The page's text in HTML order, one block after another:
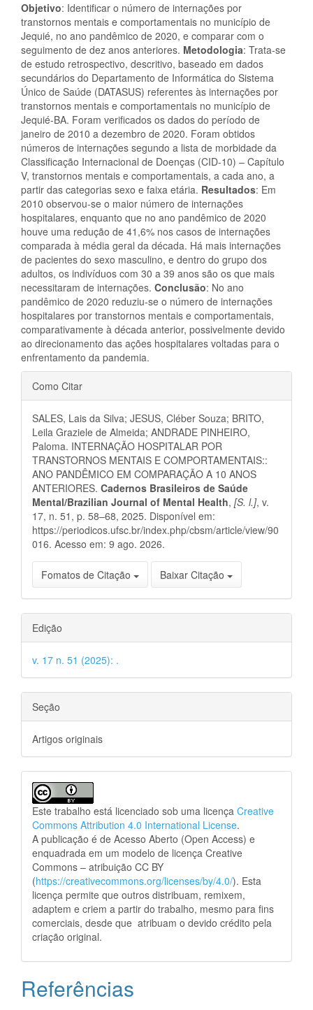
Objetivo: Identificar o número de internações por
transtornos mentais e comportamentais no município de
Jequié, no ano pandêmico de 2020, e comparar com o
seguimento de dez anos anteriores. Metodologia: Trata-se
de estudo retrospectivo, descritivo, baseado em dados
secundários do Departamento de Informática do Sistema
Único de Saúde (DATASUS) referentes às internações por
transtornos mentais e comportamentais no município de
Jequié-BA. Foram verificados os dados do período de
janeiro de 2010 a dezembro de 2020. Foram obtidos
números de internações segundo a lista de morbidade da
Classificação Internacional de Doenças (CID-10) – Capítulo
V, transtornos mentais e comportamentais, a cada ano, a
partir das categorias sexo e faixa etária. Resultados: Em
2010 observou-se o maior número de internações
hospitalares, enquanto que no ano pandêmico de 2020
houve uma redução de 41,6% nos casos de internações
comparada à média geral da década. Há mais internações
de pacientes do sexo masculino, e dentro do grupo dos
adultos, os indivíduos com 30 a 39 anos são os que mais
necessitaram de internações. Conclusão: No ano
pandêmico de 2020 reduziu-se o número de internações
hospitalares por transtornos mentais e comportamentais,
comparativamente à década anterior, possivelmente devido
ao direcionamento das ações hospitalares voltadas para o
enfrentamento da pandemia.
Detalhes
do
artigo
Como Citar
SALES, Lais da Silva; JESUS, Cléber Souza; BRITO,
Leila Graziele de Almeida; ANDRADE PINHEIRO,
Paloma. INTERNAÇÃO HOSPITALAR POR
TRANSTORNOS MENTAIS E COMPORTAMENTAIS::
ANO PANDÊMICO EM COMPARAÇÃO A 10 ANOS
ANTERIORES. Cadernos Brasileiros de Saúde
Mental/Brazilian Journal of Mental Health, [S. l.], v.
17, n. 51, p. 58–68, 2025. Disponível em:
https://periodicos.ufsc.br/index.php/cbsm/article/view/90
016. Acesso em: 9 ago. 2026.
Fomatos de Citação Baixar Citação
Edição
v. 17 n. 51 (2025): .
Seção
Artigos originais
Este trabalho está licenciado sob uma licença Creative
Commons Attribution 4.0 International License.
A publicação é de Acesso Aberto (Open Access) e
enquadrada em um modelo de licença Creative
Commons – atribuição CC BY
(https://creativecommons.org/licenses/by/4.0/). Esta
licença permite que outros distribuam, remixem,
adaptem e criem a partir do trabalho, mesmo para fins
comerciais, desde que atribuam o devido crédito pela
criação original.
Referências